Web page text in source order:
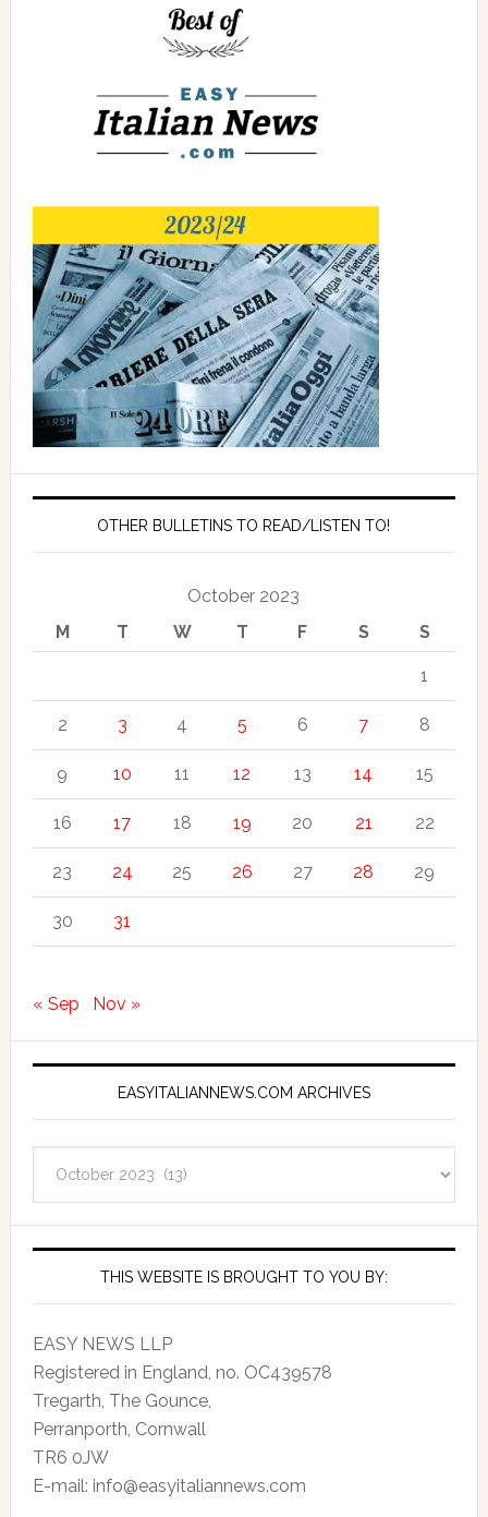
OTHER BULLETINS TO READ/LISTEN TO!
October 2023
M
T W T F S S
1
2 3 4 5 6 7 8
9 10 11 12 13 14 15
16 17 18 19 20 21 22
23 24 25 26 27 28 29
30 31
« Sep Nov »
EASYITALIANNEWS.COM ARCHIVES
THIS WEBSITE IS BROUGHT TO YOU BY:
EASY NEWS LLP
Registered in England, no. OC439578
Tregarth, The Gounce,
Perranporth, Cornwall
TR6 0JW
E-mail: info@easyitaliannews.com